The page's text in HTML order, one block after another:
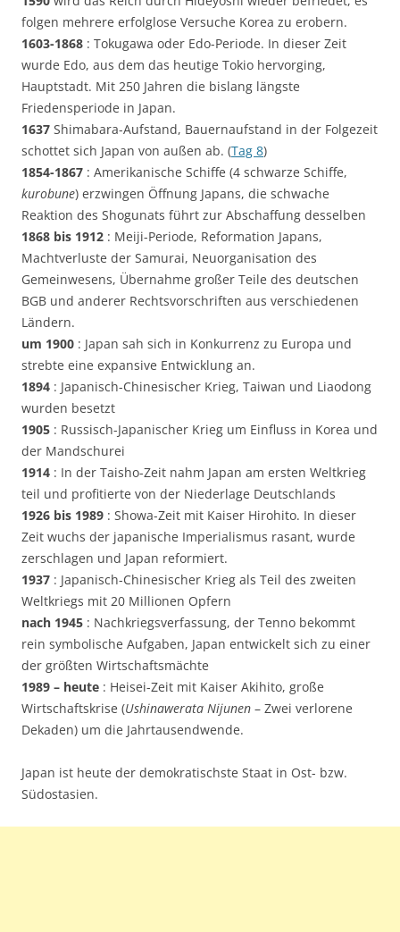
folgen mehrere erfolglose Versuche Korea zu erobern.
1603-1868 : Tokugawa oder Edo-Periode. In dieser Zeit
wurde Edo, aus dem das heutige Tokio hervorging,
Hauptstadt. Mit 250 Jahren die bislang längste
Friedensperiode in Japan.
1637 Shimabara-Aufstand, Bauernaufstand in der Folgezeit
schottet sich Japan von außen ab. (Tag 8)
1854-1867 : Amerikanische Schiffe (4 schwarze Schiffe,
kurobune) erzwingen Öffnung Japans, die schwache
Reaktion des Shogunats führt zur Abschaffung desselben
1868 bis 1912 : Meiji-Periode, Reformation Japans,
Machtverluste der Samurai, Neuorganisation des
Gemeinwesens, Übernahme großer Teile des deutschen
BGB und anderer Rechtsvorschriften aus verschiedenen
Ländern.
um 1900 : Japan sah sich in Konkurrenz zu Europa und
strebte eine expansive Entwicklung an.
1894 : Japanisch-Chinesischer Krieg, Taiwan und Liaodong
wurden besetzt
1905 : Russisch-Japanischer Krieg um Einfluss in Korea und
der Mandschurei
1914 : In der Taisho-Zeit nahm Japan am ersten Weltkrieg
teil und profitierte von der Niederlage Deutschlands
1926 bis 1989 : Showa-Zeit mit Kaiser Hirohito. In dieser
Zeit wuchs der japanische Imperialismus rasant, wurde
zerschlagen und Japan reformiert.
1937 : Japanisch-Chinesischer Krieg als Teil des zweiten
Weltkriegs mit 20 Millionen Opfern
nach 1945 : Nachkriegsverfassung, der Tenno bekommt
rein symbolische Aufgaben, Japan entwickelt sich zu einer
der größten Wirtschaftsmächte
1989 – heute : Heisei-Zeit mit Kaiser Akihito, große
Wirtschaftskrise (Ushinawerata Nijunen – Zwei verlorene
Dekaden) um die Jahrtausendwende.
Japan ist heute der demokratischste Staat in Ost- bzw.
Südostasien.